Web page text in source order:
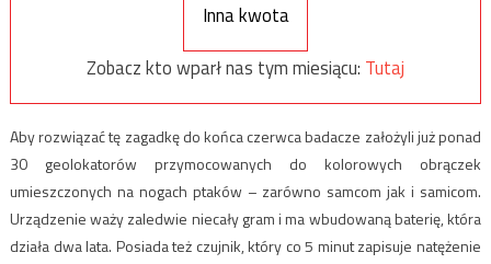
Inna kwota
Zobacz kto wparł nas tym miesiącu: Tutaj
Aby rozwiązać tę zagadkę do końca czerwca badacze założyli już ponad
30 geolokatorów przymocowanych do kolorowych obrączek
umieszczonych na nogach ptaków – zarówno samcom jak i samicom.
Urządzenie waży zaledwie niecały gram i ma wbudowaną baterię, która
działa dwa lata. Posiada też czujnik, który co 5 minut zapisuje natężenie